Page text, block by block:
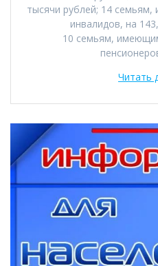
тысячи рублей; 14
инвалидов, на
10 семьям,
Читать